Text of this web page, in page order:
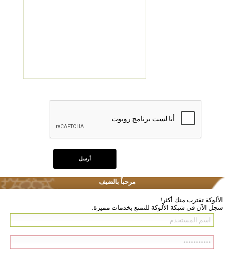
مرحباً بالضيف
الألوكة تقترب منك أكثر!
سجل الآن في شبكة الألوكة للتمتع بخدمات مميزة.